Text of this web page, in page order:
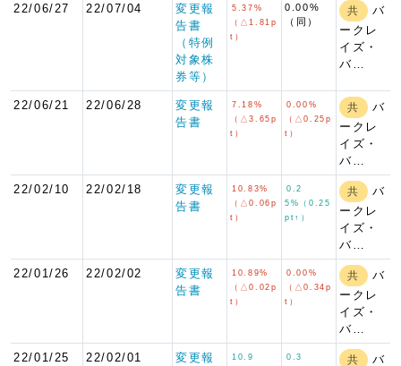
22/06/27 22/07/04
変更報
告書
（特例
対象株
券等）
5.37%
（△1.81p
t）
0.00%
（同）
共
バ
ークレ
イズ・
バ…
22/06/21 22/06/28
変更報
告書
7.18%
（△3.65p
t）
0.00%
（△0.25p
t）
共
バ
ークレ
イズ・
バ…
22/02/10 22/02/18
変更報
告書
10.83%
（△0.06p
t）
0.2
5%（0.25
pt↑）
共
バ
ークレ
イズ・
バ…
22/01/26 22/02/02
変更報
告書
10.89%
（△0.02p
t）
0.00%
（△0.34p
t）
共
バ
ークレ
イズ・
バ…
22/01/25 22/02/01
変更報
10.9
0.3
共
バ